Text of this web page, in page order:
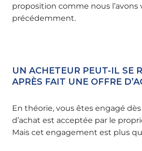
proposition comme nous l’avons
précédemment.
UN ACHETEUR PEUT-IL SE
APRÈS FAIT UNE OFFRE
En théorie, vous êtes engagé dès
d’achat est acceptée par le
Mais cet engagement est plus